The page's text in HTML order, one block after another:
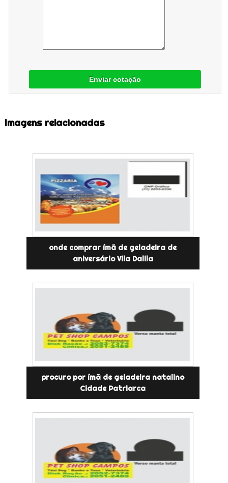
Enviar cotação
Imagens relacionadas
onde comprar ímã de geladeira de
aniversário Vila Dalila
procuro por ímã de geladeira natalino
Cidade Patriarca